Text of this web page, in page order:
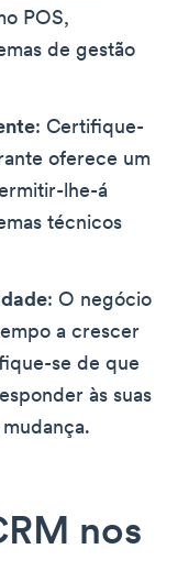
POS,
de gestão
: Certifique-
oferece um
lhe-á
técnicos
: O negócio
a crescer
se de que
às suas
nos